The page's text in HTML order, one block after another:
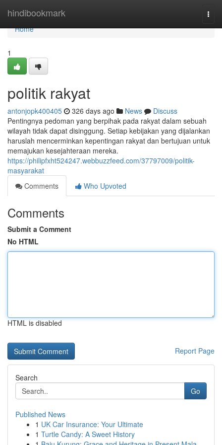
hindibookmark
Home
Home
1
politik rakyat
antonjopk400405 326 days ago News
Discuss
Pentingnya pedoman yang berpihak pada rakyat dalam sebuah
wilayah tidak dapat disinggung. Setiap kebijakan yang dijalankan
haruslah mencerminkan kepentingan rakyat dan bertujuan untuk
memajukan kesejahteraan mereka.
https://philipfxht524247.webbuzzfeed.com/37797009/politik-
masyarakat
Comments
Who Upvoted
Comments
Submit a Comment
No HTML
HTML is disabled
Report Page
Search
Go
Published News
1 UK Car Insurance: Your Ultimate
1 Turtle Candy: A Sweet History